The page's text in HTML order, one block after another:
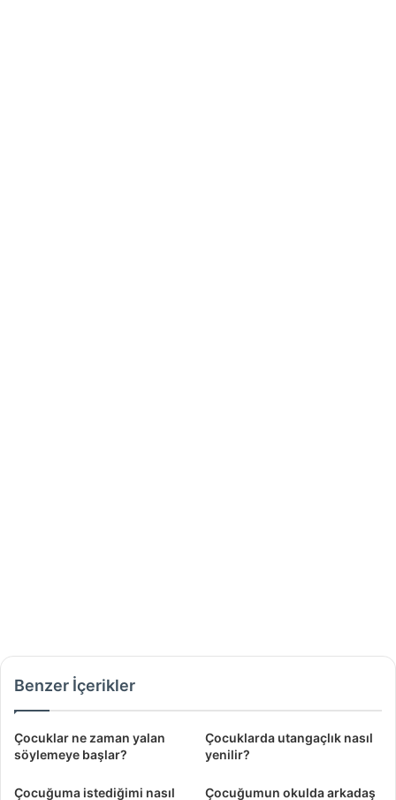
Benzer İçerikler
Çocuklar ne zaman yalan
söylemeye başlar?
Çocuklarda utangaçlık nasıl
yenilir?
Çocuğuma istediğimi nasıl Çocuğumun okulda arkadaş